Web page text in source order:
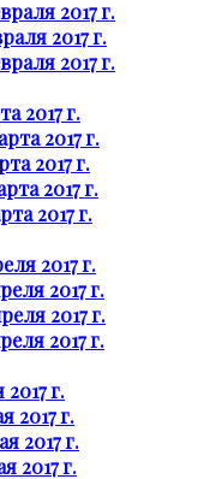
2017 г.
2017 г.
2017 г.
2017 г.
2017 г.
2017 г.
2017 г.
2017 г.
2017 г.
2017 г.
2017 г.
2017 г.
г.
2017 г.
2017 г.
2017 г.